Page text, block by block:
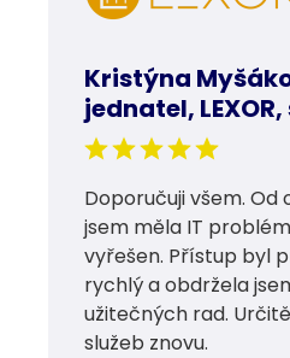
Kristýna
jednatel, LEXOR,
Doporučuji všem. Od
jsem měla IT
vyřešen. Přístup byl
rychlý a obdržela
užitečných rad.
služeb znovu.